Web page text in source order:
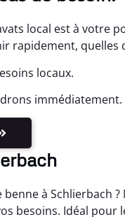
local est à votre
rapidement, quelles
locaux.
immédiatement.
à Schlierbach
besoins. Idéal pour